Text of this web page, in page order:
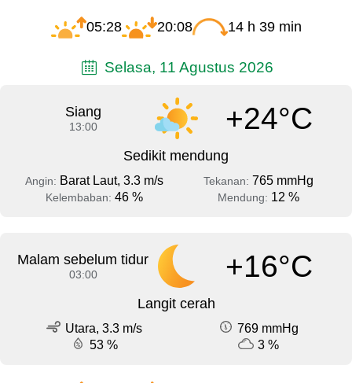
05:28 20:08 14 h 39 min
Selasa, 11 Agustus 2026
Siang
13:00 +24°C
Sedikit mendung
Angin: Barat Laut, 3.3 m/s Tekanan: 765 mmHg
Kelembaban: 46 % Mendung: 12 %
Malam sebelum tidur
03:00 +16°C
Langit cerah
Utara, 3.3 m/s
769 mmHg
53 %
3 %